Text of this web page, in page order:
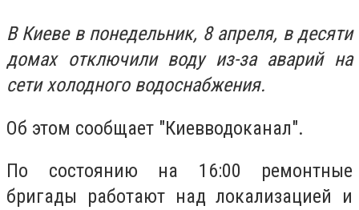
В Киеве в понедельник, 8 апреля, в десяти
домах отключили воду из-за аварий на
сети холодного водоснабжения.
Об этом сообщает ″Киевводоканал″.
По состоянию на 16:00 ремонтные
бригады работают над локализацией и